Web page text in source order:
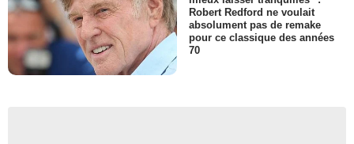
Robert Redford ne voulait
absolument pas de remake
pour ce classique des années
70